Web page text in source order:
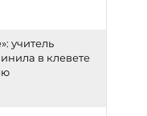
учитель
в клевете